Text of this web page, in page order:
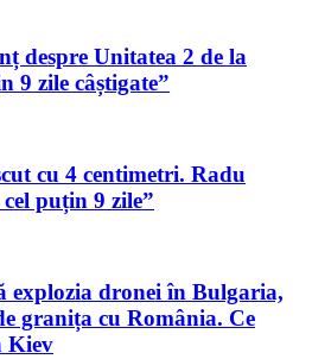
despre Unitatea 2 de la
9 zile câștigate”
cu 4 centimetri. Radu
puțin 9 zile”
explozia dronei în Bulgaria,
granița cu România. Ce
Kiev